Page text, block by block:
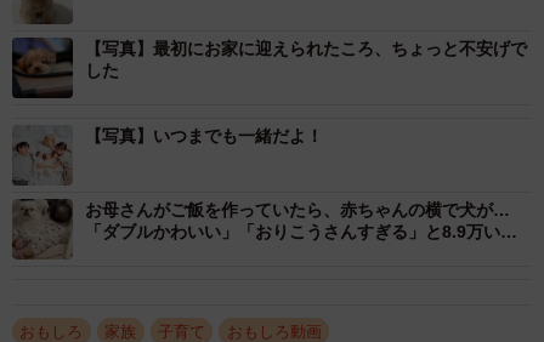
【写真】最初にお家に迎えられたころ、ちょっと不安げで
した
【写真】いつまでも一緒だよ！
お母さんがご飯を作っていたら、赤ちゃんの横で犬が…
「ダブルかわいい」「おりこうさんすぎる」と8.9万いい
おもしろ 家族 子育て おもしろ動画